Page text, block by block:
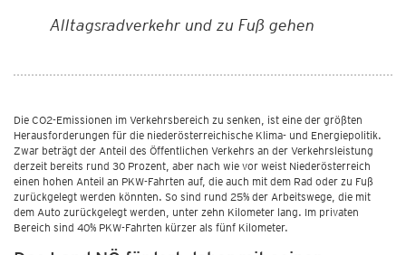
Alltagsradverkehr und zu Fuß gehen
Die CO2-Emissionen im Verkehrsbereich zu senken, ist eine der größten
Herausforderungen für die niederösterreichische Klima- und Energiepolitik.
Zwar beträgt der Anteil des Öffentlichen Verkehrs an der Verkehrsleistung
derzeit bereits rund 30 Prozent, aber nach wie vor weist Niederösterreich
einen hohen Anteil an PKW-Fahrten auf, die auch mit dem Rad oder zu Fuß
zurückgelegt werden könnten. So sind rund 25% der Arbeitswege, die mit
dem Auto zurückgelegt werden, unter zehn Kilometer lang. Im privaten
Bereich sind 40% PKW-Fahrten kürzer als fünf Kilometer.